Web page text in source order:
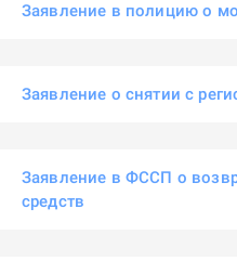
Заявление в полицию о
Заявление о снятии с
Заявление в ФССП о
средств